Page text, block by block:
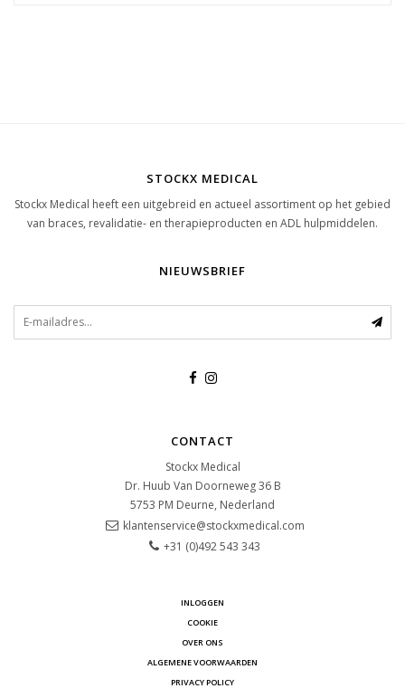
STOCKX MEDICAL
Stockx Medical heeft een uitgebreid en actueel assortiment op het gebied
van braces, revalidatie- en therapieproducten en ADL hulpmiddelen.
NIEUWSBRIEF
CONTACT
Stockx Medical
Dr. Huub Van Doorneweg 36 B
5753 PM Deurne, Nederland
klantenservice@stockxmedical.com
+31 (0)492 543 343
INLOGGEN
COOKIE
OVER ONS
ALGEMENE VOORWAARDEN
PRIVACY POLICY